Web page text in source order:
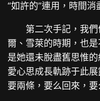
“如許的”連用，時間
第二次手記，我
爾、雪萊的時期，也
是她還未脫盡舊思惟
愛心思成長軌跡于此
要兩條，要么回來，